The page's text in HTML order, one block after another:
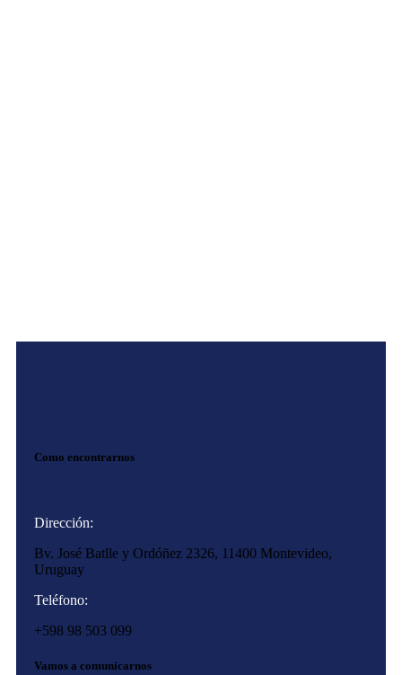
Como encontrarnos
Dirección:
Bv. José Batlle y Ordóñez 2326, 11400 Montevideo,
Uruguay
Teléfono:
+598 98 503 099
Vamos a comunicarnos